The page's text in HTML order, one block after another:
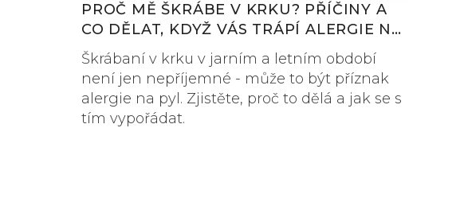
PROČ MĚ ŠKRÁBE V KRKU? PŘÍČINY A
CO DĚLAT, KDYŽ VÁS TRÁPÍ ALERGIE NA
PYL
Škrábaní v krku v jarním a letním období
není jen nepříjemné - může to být příznak
alergie na pyl. Zjistěte, proč to dělá a jak se s
tím vypořádat.